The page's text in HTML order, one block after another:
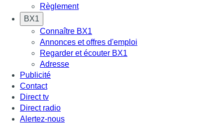
Règlement
BX1
Connaître BX1
Annonces et offres d'emploi
Regarder et écouter BX1
Adresse
Publicité
Contact
Direct tv
Direct radio
Alertez-nous